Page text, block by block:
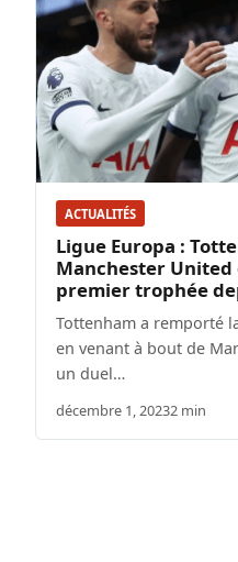
ACTUALITÉS
Ligue Europa :
Manchester United
premier trophée
Tottenham a remporté
en venant à bout de
un duel…
décembre 1, 20232 min